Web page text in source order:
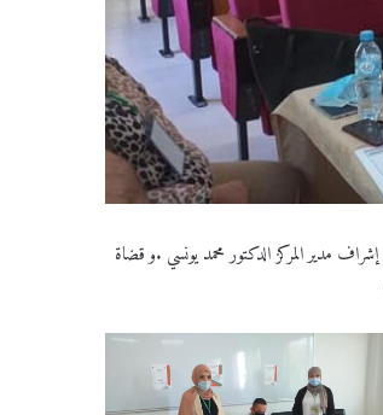
مدير المركز الدكتور محمد يونسي .و قضاة